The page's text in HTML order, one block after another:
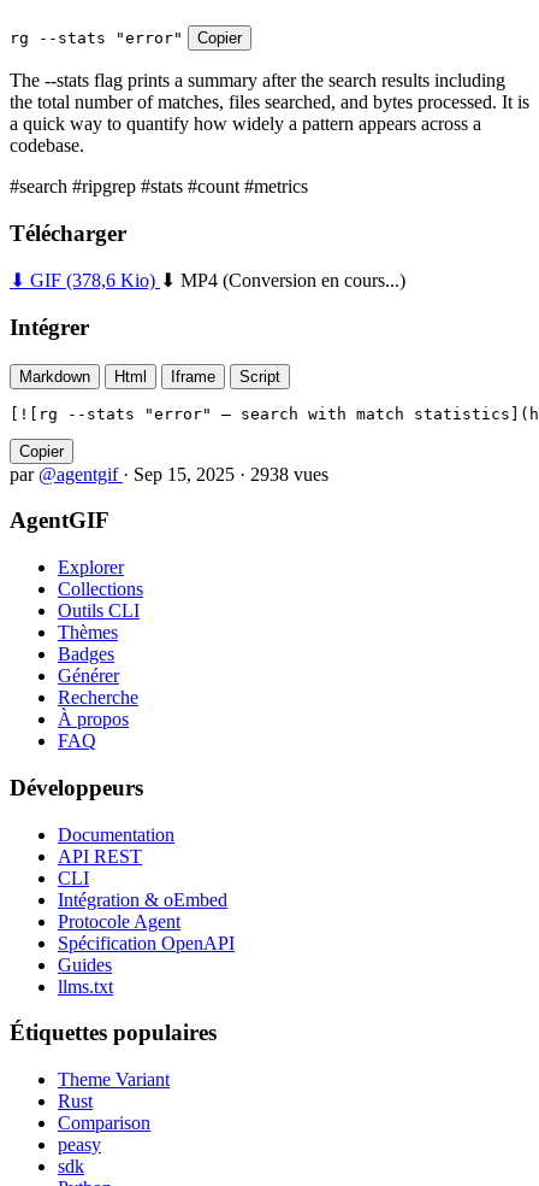
rg --stats "error" Copier
The --stats flag prints a summary after the search results including
the total number of matches, files searched, and bytes processed. It is
a quick way to quantify how widely a pattern appears across a
codebase.
#search #ripgrep #stats #count #metrics
Télécharger
⬇ GIF (378,6 Kio) ⬇ MP4 (Conversion en cours...)
Intégrer
Markdown Html Iframe Script
[![rg --stats "error" — search with match
Copier
par @agentgif · Sep 15, 2025 · 2938 vues
AgentGIF
Explorer
Collections
Outils CLI
Thèmes
Badges
Générer
Recherche
À propos
FAQ
Développeurs
Documentation
API REST
CLI
Intégration & oEmbed
Protocole Agent
Spécification OpenAPI
Guides
llms.txt
Étiquettes populaires
Theme Variant
Rust
Comparison
peasy
sdk